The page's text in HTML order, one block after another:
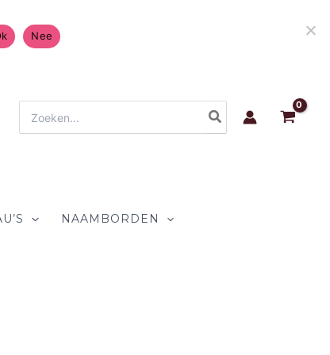
Verzending in Nederland & België 4.7/5 op
naar:
NAAMBORDEN
Nee